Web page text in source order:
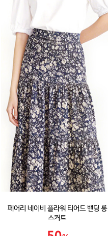
페어리 네이비 플라워 티어드 밴딩 롱
스커트